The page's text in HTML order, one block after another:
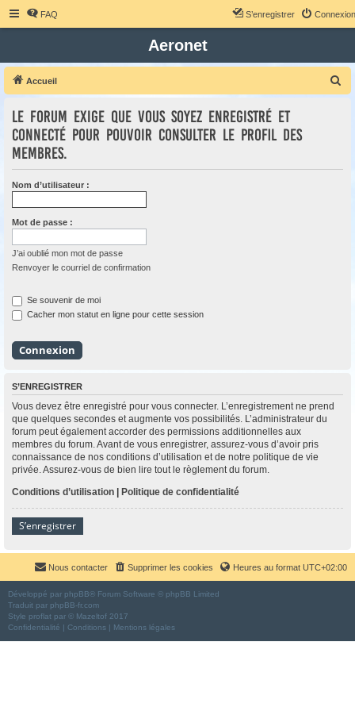
FAQ Connexion
S’enregistrer
Aeronet
Accueil
Le forum exige que vous soyez enregistré et
connecté pour pouvoir consulter le profil des
membres.
Nom d’utilisateur :
Mot de passe :
J’ai oublié mon mot de passe
Renvoyer le courriel de confirmation
Se souvenir de moi
Cacher mon statut en ligne pour cette session
S’ENREGISTRER
Vous devez être enregistré pour vous connecter. L’enregistrement ne prend
que quelques secondes et augmente vos possibilités. L’administrateur du
forum peut également accorder des permissions additionnelles aux
membres du forum. Avant de vous enregistrer, assurez-vous d’avoir pris
connaissance de nos conditions d’utilisation et de notre politique de vie
privée. Assurez-vous de bien lire tout le règlement du forum.
Conditions d’utilisation | Politique de confidentialité
S’enregistrer
Heures au format UTC+02:00
Supprimer les cookies
Nous contacter
Développé par phpBB® Forum Software © phpBB Limited
Traduit par phpBB-fr.com
Style proflat par © Mazeltof 2017
Confidentialité | Conditions | Mentions légales